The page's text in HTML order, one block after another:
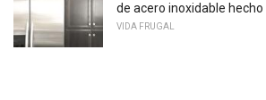
de acero inoxidable hecho
VIDA FRUGAL